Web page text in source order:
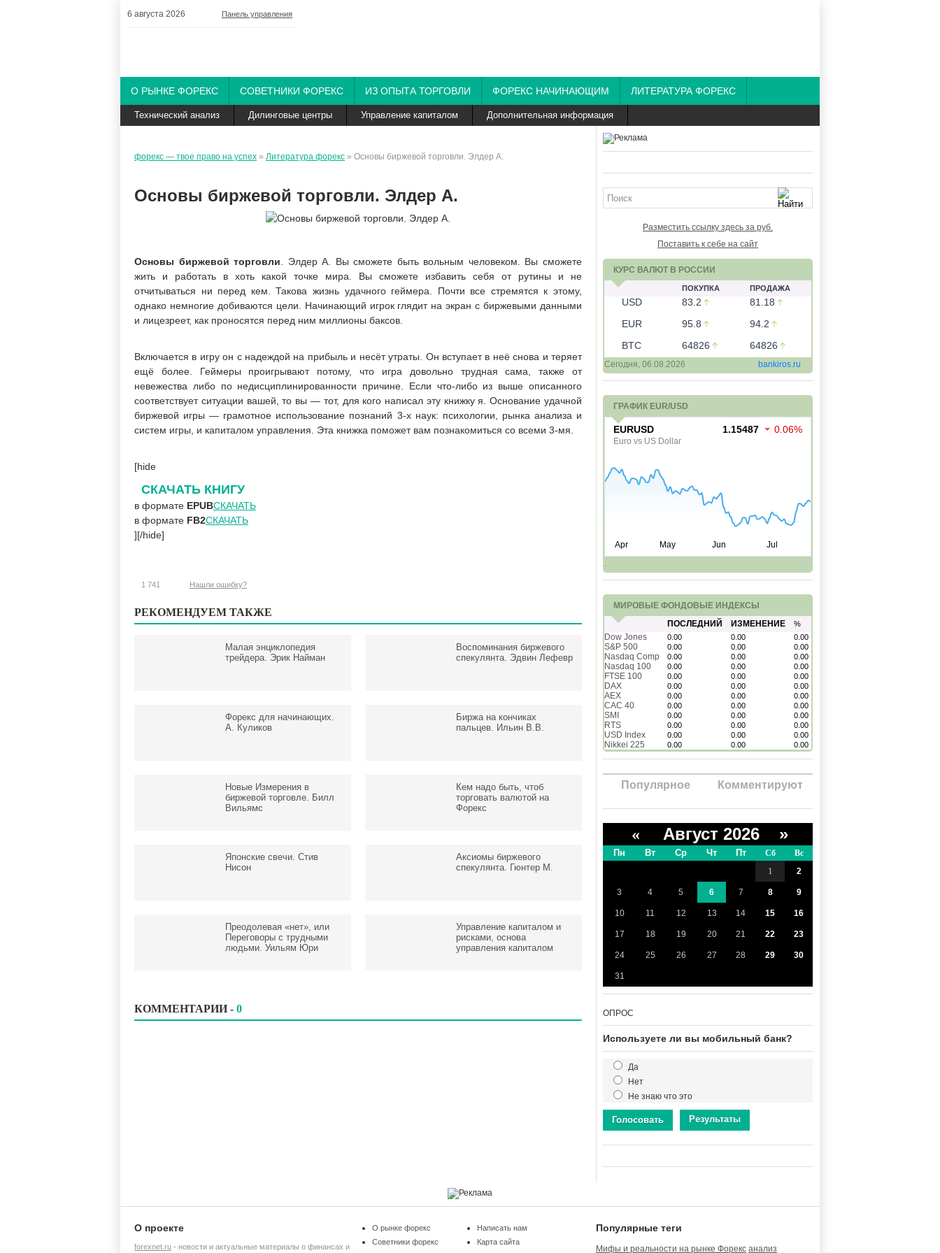
6 августа 2026 Панель управления
О РЫНКЕ ФОРЕКС СОВЕТНИКИ ФОРЕКС ИЗ ОПЫТА ТОРГОВЛИ ФОРЕКС НАЧИНАЮЩИМ ЛИТЕРАТУРА ФОРЕКС
Технический анализ Дилинговые центры Управление капиталом Дополнительная информация
форекс — твое право на успех » Литература форекс » Основы биржевой торговли. Элдер А.
Основы биржевой торговли. Элдер А.
Основы биржевой торговли . Элдер А. Вы сможете быть вольным человеком. Вы сможете
жить и работать в хоть какой точке мира. Вы сможете избавить себя от рутины и не
отчитываться ни перед кем. Такова жизнь удачного геймера. Почти все стремятся к этому,
однако немногие добиваются цели. Начинающий игрок глядит на экран с биржевыми данными
и лицезреет, как проносятся перед ним миллионы баксов.
Включается в игру он с надеждой на прибыль и несёт утраты. Он вступает в неё снова и теряет
ещё более. Геймеры проигрывают потому, что игра довольно трудная сама, также от
невежества либо по недисциплинированности причине. Если что-либо из выше описанного
соответствует ситуации вашей, то вы — тот, для кого написал эту книжку я. Основание удачной
биржевой игры — грамотное использование познаний 3-х наук: психологии, рынка анализа и
систем игры, и капиталом управления. Эта книжка поможет вам познакомиться со всеми 3-мя.
[hide
СКАЧАТЬ КНИГУ
в формате EPUBСКАЧАТЬ
в формате FB2СКАЧАТЬ
][/hide]
1 741 Нашли ошибку?
РЕКОМЕНДУЕМ ТАКЖЕ
Малая энциклопедия
трейдера. Эрик Найман
Воспоминания биржевого
спекулянта. Эдвин Лефевр
Форекс для начинающих.
А. Куликов
Биржа на кончиках
пальцев. Ильин В.В.
Новые Измерения в
биржевой торговле. Билл
Вильямс
Кем надо быть, чтоб
торговать валютой на
Форекс
Японские свечи. Стив
Нисон
Аксиомы биржевого
спекулянта. Гюнтер М.
Преодолевая «нет», или
Переговоры с трудными
людьми. Уильям Юри
Управление капиталом и
рисками, основа
управления капиталом
КОММЕНТАРИИ - 0
Разместить ссылку здесь за руб.
Поставить к себе на сайт
КУРС ВАЛЮТ В РОССИИ
ПОКУПКА ПРОДАЖА
USD 83.2
81.18
EUR
95.8
94.2
BTC
64826 64826
Сегодня, 06.08.2026 bankiros.ru
ГРАФИК EUR/USD
.
МИРОВЫЕ ФОНДОВЫЕ ИНДЕКСЫ
ПОСЛЕДНИЙ
ИЗМЕНЕНИЕ %
Dow Jones 0.00 0.00 0.00
S&P 500 0.00 0.00 0.00
Nasdaq Comp 0.00 0.00 0.00
Nasdaq 100 0.00 0.00 0.00
FTSE 100 0.00 0.00 0.00
DAX 0.00 0.00 0.00
AEX 0.00 0.00 0.00
CAC 40 0.00 0.00 0.00
SMI 0.00 0.00 0.00
RTS 0.00 0.00 0.00
USD Index 0.00 0.00 0.00
Nikkei 225 0.00 0.00 0.00
Популярное Комментируют
« Август 2026 »
Пн Вт Ср Чт Пт Сб Вс
1 2
3 4 5 6 7 8 9
10 11 12 13 14 15 16
17 18 19 20 21 22 23
24 25 26 27 28 29 30
31
ОПРОС
Используете ли вы мобильный банк?
Да
Нет
Не знаю что это
Голосовать Результаты
О проекте
forexnet.ru - новости и актуальные материалы о финансах и
О рынке форекс
Советники форекс
Написать нам
Карта сайта
Популярные теги
Мифы и реальности на рынке Форекс анализ